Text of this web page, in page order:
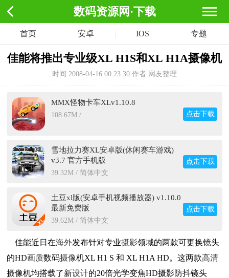
数码资源网·下载
首页 安卓 IOS 专题
佳能将推出专业级XL H1S和XL H1A摄像机
时间:2008-04-16 00:23:30 作者:网友整理
MMX怪物卡车XLv1.10.8
108.67M / 点击下载
雪地拉力赛XL安卓版(休闲赛车游戏)
v3.7 官方手机版
39.32M / 简体中文
点击下载
土豆xl版(安卓手机视频播放器) v1.10.0
最新免费版
39.62M / 简体中文
点击下载
佳能近日在海外发布针对专业摄影领域的两款可更换镜头
的HD画质数码摄像机XL H1 S 和 XL H1A HD。这两款高清
摄像机均搭载了新设计的20倍光学变焦HD摄影防抖镜头